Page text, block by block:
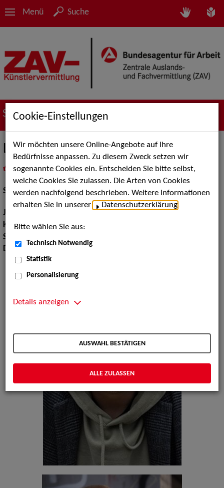
Menü Suche
Suche nach Künstler*innen
Leif Scheele
als PDF speichern
inMeine Merklistelegen
Schauspiel:Bühne
Jahrgang:
Körpergröße:178 cm
Sprachen:
Dialekte:
Bayerisch, Hamburgisch, Österreichisch
Cookie-Einstellungen
Wir möchten unsere Online-Angebote auf Ihre
Bedürfnisse anpassen. Zu diesem Zweck setzen wir
sogenannte Cookies ein. Entscheiden Sie bitte selbst,
welche Cookies Sie zulassen. Die Arten von Cookies
werden nachfolgend beschrieben. Weitere Informationen
erhalten Sie in unserer
Datenschutzerklärung
Bitte wählen Sie aus:
Technisch Notwendig
Statistik
Personalisierung
Details anzeigen
AUSWAHL BESTÄTIGEN
ALLE ZULASSEN